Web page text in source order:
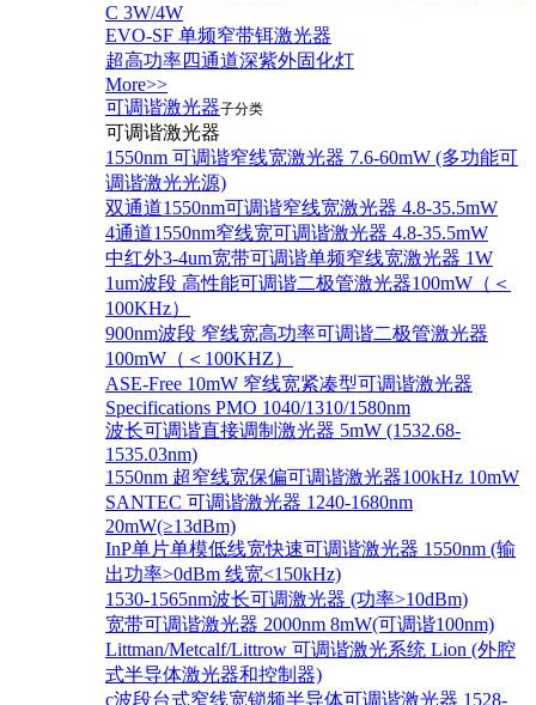
C 3W/4W
EVO-SF 单频窄带铒激光器
超高功率四通道深紫外固化灯
More>>
可调谐激光器子分类
可调谐激光器
1550nm 可调谐窄线宽激光器 7.6-60mW (多功能可
调谐激光光源)
双通道1550nm可调谐窄线宽激光器 4.8-35.5mW
4通道1550nm窄线宽可调谐激光器 4.8-35.5mW
中红外3-4um宽带可调谐单频窄线宽激光器 1W
1um波段 高性能可调谐二极管激光器100mW（＜
100KHz）
900nm波段 窄线宽高功率可调谐二极管激光器
100mW（＜100KHZ）
ASE-Free 10mW 窄线宽紧凑型可调谐激光器
Specifications PMO 1040/1310/1580nm
波长可调谐直接调制激光器 5mW (1532.68-
1535.03nm)
1550nm 超窄线宽保偏可调谐激光器100kHz 10mW
SANTEC 可调谐激光器 1240-1680nm
20mW(≥13dBm)
InP单片单模低线宽快速可调谐激光器 1550nm (输
出功率>0dBm 线宽<150kHz)
1530-1565nm波长可调激光器 (功率>10dBm)
宽带可调谐激光器 2000nm 8mW(可调谐100nm)
Littman/Metcalf/Littrow 可调谐激光系统 Lion (外腔
式半导体激光器和控制器)
c波段台式窄线宽锁频半导体可调谐激光器 1528-